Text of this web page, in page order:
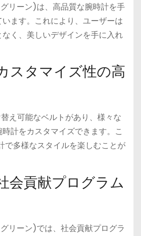
リーン)は、高品質な腕時計を手
ます。これにより、ユーザーは
く、美しいデザインを手に入れ
スタマイズ性の高
え可能なベルトがあり、様々な
計をカスタマイズできます。こ
で多様なスタイルを楽しむことが
会貢献プログラム
リーン)では、社会貢献プログラ